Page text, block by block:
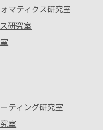
マティクス研究室
研究室
ティング研究室
室